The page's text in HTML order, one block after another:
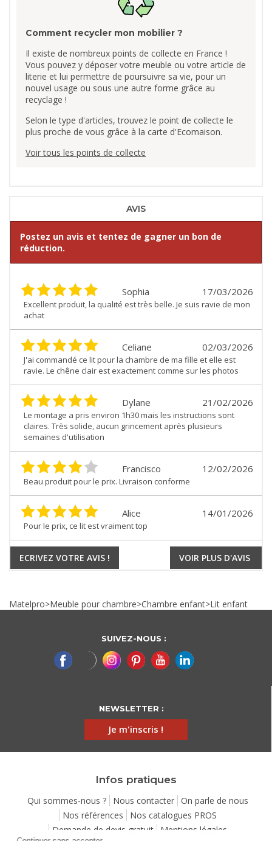
Comment recycler mon mobilier ?
Il existe de nombreux points de collecte en France !
Vous pouvez y déposer votre meuble ou votre article de
literie et lui permettre de poursuivre sa vie, pour un
nouvel usage ou sous une autre forme grâce au
recyclage !
Selon le type d'articles, trouvez le point de collecte le
plus proche de vous grâce à la carte d'Ecomaison.
Voir tous les points de collecte
AVIS
Postez un avis et tentez de gagner un bon de
réduction.
17/03/2026
Sophia
Excellent produit, la qualité est très belle. Je suis ravie de mon
achat
02/03/2026
Celiane
J'ai commandé ce lit pour la chambre de ma fille et elle est
ravie. Le chêne clair est exactement comme sur les photos
21/02/2026
Dylane
Le montage a pris environ 1h30 mais les instructions sont
claires. Très solide, aucun grincement après plusieurs
semaines d'utilisation
12/02/2026
Francisco
Beau produit pour le prix. Livraison conforme
14/01/2026
Alice
Pour le prix, ce lit est vraiment top
ECRIVEZ VOTRE AVIS ! VOIR PLUS D'AVIS
Matelpro>Meuble pour chambre>Chambre enfant>Lit enfant
SUIVEZ-NOUS :
NEWSLETTER :
Je m'inscris !
Infos pratiques
Qui sommes-nous ? Nous contacter
On parle de nous
Nos références
Nos catalogues PROS
Demande de devis gratuit
Mentions légales